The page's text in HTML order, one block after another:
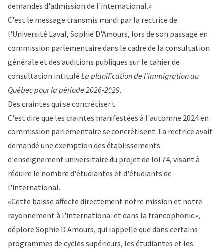
demandes d'admission de l'international.»
C'est le message transmis mardi par la rectrice de
l'Université Laval, Sophie D'Amours, lors de son passage en
commission parlementaire dans le cadre de la consultation
générale et des auditions publiques sur le cahier de
consultation intitulé La planification de l'immigration au
Québec pour la période 2026-2029.
Des craintes qui se concrétisent
C'est dire que les craintes manifestées à l'automne 2024 en
commission parlementaire se concrétisent. La rectrice avait
demandé une exemption des établissements
d'enseignement universitaire du projet de loi 74, visant à
réduire le nombre d'étudiantes et d'étudiants de
l'international.
«Cette baisse affecte directement notre mission et notre
rayonnement à l'international et dans la francophonie»,
déplore Sophie D'Amours, qui rappelle que dans certains
programmes de cycles supérieurs, les étudiantes et les